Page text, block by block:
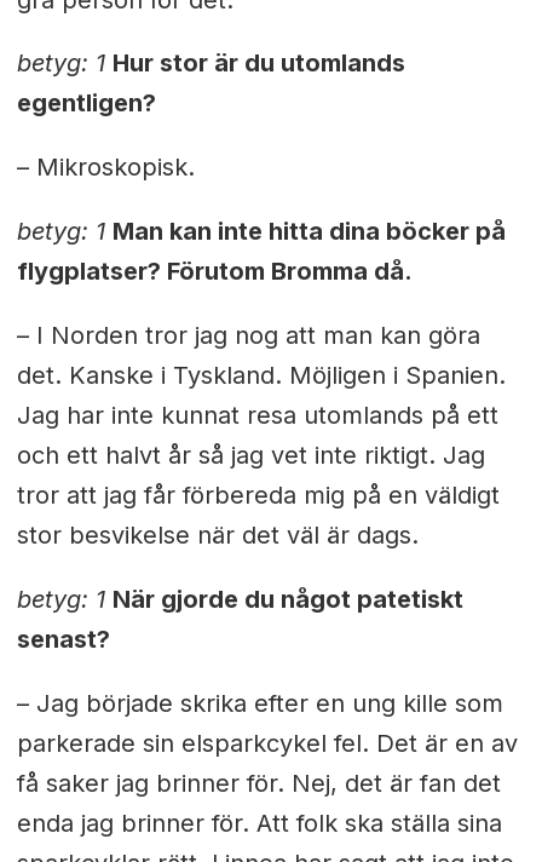
betyg: 1 Hur stor är du utomlands
egentligen?
– Mikroskopisk.
betyg: 1 Man kan inte hitta dina böcker på
flygplatser? Förutom Bromma då.
– I Norden tror jag nog att man kan göra
det. Kanske i Tyskland. Möjligen i Spanien.
Jag har inte kunnat resa utomlands på ett
och ett halvt år så jag vet inte riktigt. Jag
tror att jag får förbereda mig på en väldigt
stor besvikelse när det väl är dags.
betyg: 1 När gjorde du något patetiskt
senast?
– Jag började skrika efter en ung kille som
parkerade sin elsparkcykel fel. Det är en av
få saker jag brinner för. Nej, det är fan det
enda jag brinner för. Att folk ska ställa sina